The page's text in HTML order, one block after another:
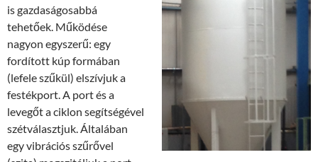
is gazdaságosabbá
tehetőek. Működése
nagyon egyszerű: egy
fordított kúp formában
(lefele szűkül) elszívjuk a
festékport. A port és a
levegőt a ciklon segítségével
szétválasztjuk. Általában
egy vibrációs szűrővel